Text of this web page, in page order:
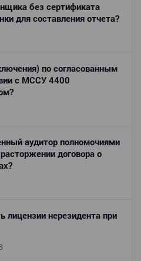
без сертификата
для составления отчета?
по согласованным
с МССУ 4400
аудитор полномочиями
договора о
лицензии нерезидента при